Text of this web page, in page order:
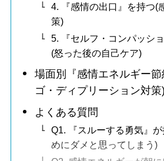
4. 『感情の出口』を持つ(
策)
5. 『セルフ・コンパッシ
(怒った後の自己ケア)
場面別『感情エネルギー
ゴ・ディプリーション対策)
よくある質問
Q1. 『スルーする勇気』
めにダメと思ってしまう)